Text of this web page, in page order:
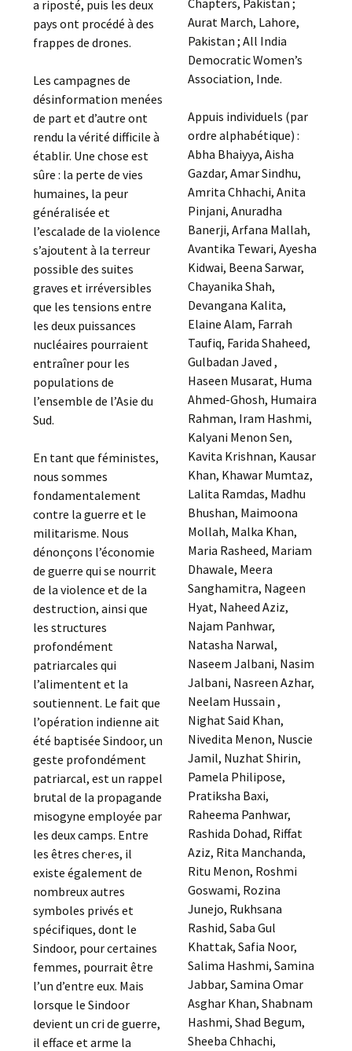
a riposté, puis les deux
pays ont procédé à des
frappes de drones.
Les campagnes de
désinformation menées
de part et d’autre ont
rendu la vérité difficile à
établir. Une chose est
sûre : la perte de vies
humaines, la peur
généralisée et
l’escalade de la violence
s’ajoutent à la terreur
possible des suites
graves et irréversibles
que les tensions entre
les deux puissances
nucléaires pourraient
entraîner pour les
populations de
l’ensemble de l’Asie du
Sud.
En tant que féministes,
nous sommes
fondamentalement
contre la guerre et le
militarisme. Nous
dénonçons l’économie
de guerre qui se nourrit
de la violence et de la
destruction, ainsi que
les structures
profondément
patriarcales qui
l’alimentent et la
soutiennent. Le fait que
l’opération indienne ait
été baptisée Sindoor, un
geste profondément
patriarcal, est un rappel
brutal de la propagande
misogyne employée par
les deux camps. Entre
les êtres cher·es, il
existe également de
nombreux autres
symboles privés et
spécifiques, dont le
Sindoor, pour certaines
femmes, pourrait être
l’un d’entre eux. Mais
lorsque le Sindoor
devient un cri de guerre,
il efface et arme la
Chapters, Pakistan ;
Aurat March, Lahore,
Pakistan ; All India
Democratic Women’s
Association, Inde.
Appuis individuels (par
ordre alphabétique) :
Abha Bhaiyya, Aisha
Gazdar, Amar Sindhu,
Amrita Chhachi, Anita
Pinjani, Anuradha
Banerji, Arfana Mallah,
Avantika Tewari, Ayesha
Kidwai, Beena Sarwar,
Chayanika Shah,
Devangana Kalita,
Elaine Alam, Farrah
Taufiq, Farida Shaheed,
Gulbadan Javed ,
Haseen Musarat, Huma
Ahmed-Ghosh, Humaira
Rahman, Iram Hashmi,
Kalyani Menon Sen,
Kavita Krishnan, Kausar
Khan, Khawar Mumtaz,
Lalita Ramdas, Madhu
Bhushan, Maimoona
Mollah, Malka Khan,
Maria Rasheed, Mariam
Dhawale, Meera
Sanghamitra, Nageen
Hyat, Naheed Aziz,
Najam Panhwar,
Natasha Narwal,
Naseem Jalbani, Nasim
Jalbani, Nasreen Azhar,
Neelam Hussain ,
Nighat Said Khan,
Nivedita Menon, Nuscie
Jamil, Nuzhat Shirin,
Pamela Philipose,
Pratiksha Baxi,
Raheema Panhwar,
Rashida Dohad, Riffat
Aziz, Rita Manchanda,
Ritu Menon, Roshmi
Goswami, Rozina
Junejo, Rukhsana
Rashid, Saba Gul
Khattak, Safia Noor,
Salima Hashmi, Samina
Jabbar, Samina Omar
Asghar Khan, Shabnam
Hashmi, Shad Begum,
Sheeba Chhachi,